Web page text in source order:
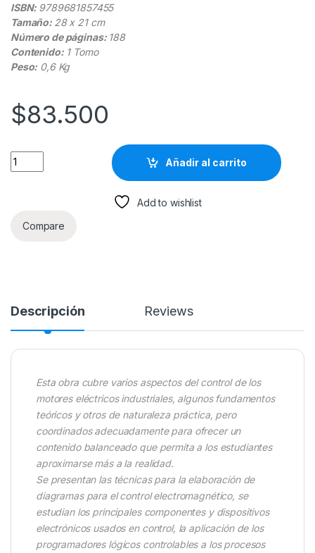
ISBN: 9789681857455
Tamaño: 28 x 21 cm
Número de páginas: 188
Contenido:1 Tomo
Peso: 0,6 Kg
$83.500
Fundamentos De Control De Motores Eléctricos En La
Añadir al carrito
Add to wishlist
Compare
Descripción Reviews
Esta obra cubre varios aspectos del control de los
motores eléctricos industriales, algunos fundamentos
teóricos y otros de naturaleza práctica, pero
coordinados adecuadamente para ofrecer un
contenido balanceado que permita a los estudiantes
aproximarse más a la realidad.
Se presentan las técnicas para la elaboración de
diagramas para el control electromagnético, se
estudian los principales componentes y dispositivos
electrónicos usados en control, la aplicación de los
programadores lógicos controlables a los procesos